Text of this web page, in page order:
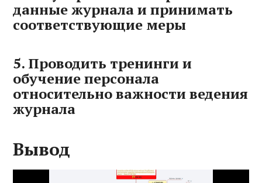
данные журнала и принимать
соответствующие меры
5. Проводить тренинги и
обучение персонала
относительно важности ведения
журнала
Вывод